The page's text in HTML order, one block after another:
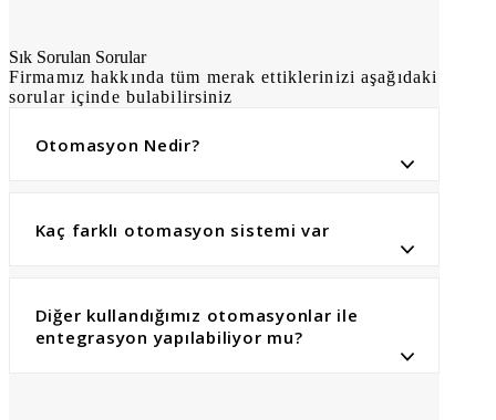
Sık Sorulan Sorular
Firmamız hakkında tüm merak ettiklerinizi aşağıdaki
sorular içinde bulabilirsiniz
Otomasyon Nedir?
Kaç farklı otomasyon sistemi var
Diğer kullandığımız otomasyonlar ile
entegrasyon yapılabiliyor mu?